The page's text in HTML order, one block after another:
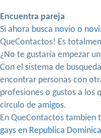
Encuentra pareja
Si ahora busca novio o
QueContactos! Es
¿No te gustaría empezar
Con el sistema de
encontrar personas con
profesiones o gustos a los
circulo de amigos.
En QueContactos tambien
gays en Republica